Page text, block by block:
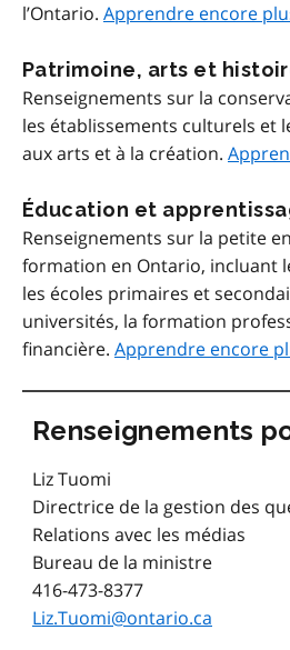
l’Ontario. Apprendre encore
Patrimoine, arts et
Renseignements sur la
les établissements culturels et
aux arts et à la création.
Éducation et
Renseignements sur la petite
formation en Ontario, incluant
les écoles primaires et
universités, la formation
financière. Apprendre encore
Renseignements
Liz Tuomi
Directrice de la gestion des
Relations avec les médias
Bureau de la ministre
416-473-8377
Liz.Tuomi@ontario.ca